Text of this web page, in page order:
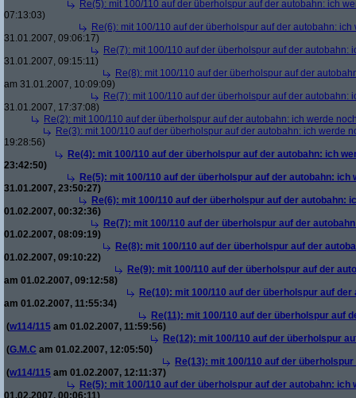
Re(5): mit 100/110 auf der überholspur auf der autobahn: ich
07:13:03)
Re(6): mit 100/110 auf der überholspur auf der autobahn:
31.01.2007, 09:06:17)
Re(7): mit 100/110 auf der überholspur auf der autobahn:
31.01.2007, 09:15:11)
Re(8): mit 100/110 auf der überholspur auf der
am 31.01.2007, 10:09:09)
Re(7): mit 100/110 auf der überholspur auf der autobahn:
31.01.2007, 17:37:08)
Re(2): mit 100/110 auf der überholspur auf der autobahn: ich werde
Re(3): mit 100/110 auf der überholspur auf der autobahn: ich werde
19:28:56)
Re(4): mit 100/110 auf der überholspur auf der autobahn: ich
23:42:50)
Re(5): mit 100/110 auf der überholspur auf der autobahn: ich
31.01.2007, 23:50:27)
Re(6): mit 100/110 auf der überholspur auf der autobahn:
01.02.2007, 00:32:36)
Re(7): mit 100/110 auf der überholspur auf der
01.02.2007, 08:09:19)
Re(8): mit 100/110 auf der überholspur auf der
01.02.2007, 09:10:22)
Re(9): mit 100/110 auf der überholspur auf der
am 01.02.2007, 09:12:58)
Re(10): mit 100/110 auf der überholspur auf
am 01.02.2007, 11:55:34)
Re(11): mit 100/110 auf der überholspur auf
(w114/115 am 01.02.2007, 11:59:56)
Re(12): mit 100/110 auf der überholspur
(G.M.C am 01.02.2007, 12:05:50)
Re(13): mit 100/110 auf der
(w114/115 am 01.02.2007, 12:11:37)
Re(5): mit 100/110 auf der überholspur auf der autobahn: ich
01.02.2007, 00:06:11)